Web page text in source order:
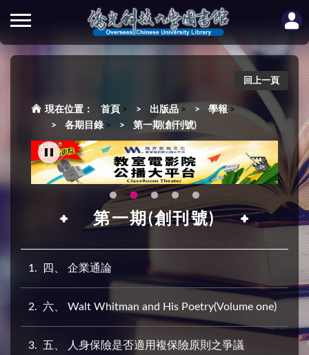
回上一頁
首頁 > 出版品 > 學報 >
各期目錄 > 第一期(創刊號)
第一期(創刊號)
1 四、 企業通論
2 六、 Walt Whitman and His Poetry(Volume one)
3 五、 人身保險是否適用複保險原則之爭議